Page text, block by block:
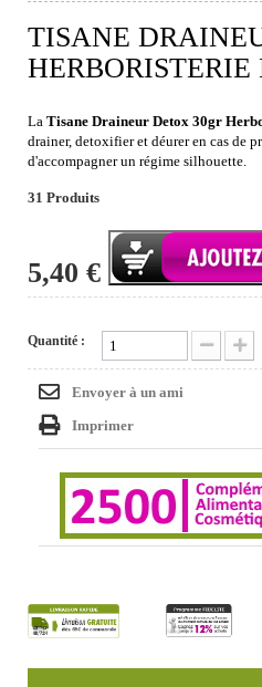
TISANE
HERBORISTERIE
La Tisane Draineur Detox 30gr
drainer, detoxifier et déurer en cas de
d'accompagner un régime silhouette.
31 Produits
5,40 €
Quantité :
Envoyer à un ami
Imprimer